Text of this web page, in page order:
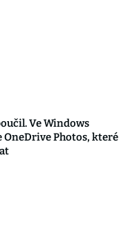
Ve Windows
Photos, které